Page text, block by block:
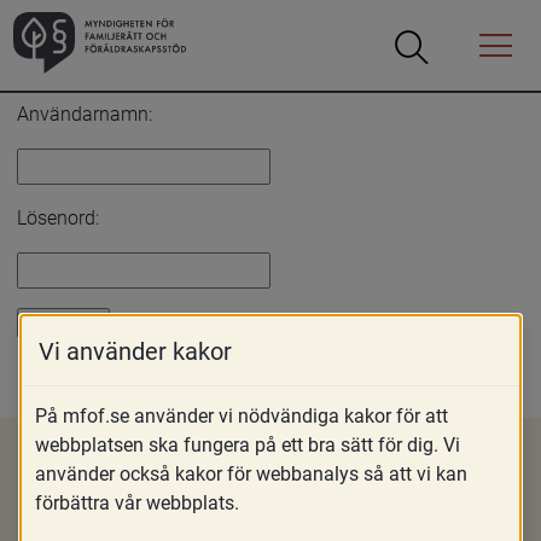
Öppna
Öppna
Menyn
Inloggning
Användarnamn:
Lösenord:
Om MFoF
Vi använder kakor
På mfof.se använder vi nödvändiga kakor för att
webbplatsen ska fungera på ett bra sätt för dig. Vi
använder också kakor för webbanalys så att vi kan
förbättra vår webbplats.